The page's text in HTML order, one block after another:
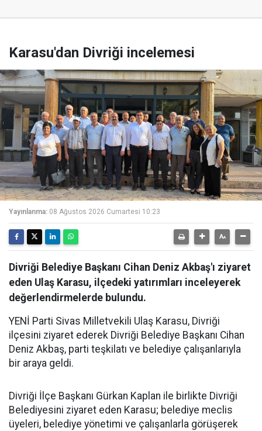
Karasu'dan Divriği incelemesi
Yayınlanma: 08 Ağustos 2026 Cumartesi 10:23
Divriği Belediye Başkanı Cihan Deniz Akbaş'ı ziyaret
eden Ulaş Karasu, ilçedeki yatırımları inceleyerek
değerlendirmelerde bulundu.
YENİ Parti Sivas Milletvekili Ulaş Karasu, Divriği
ilçesini ziyaret ederek Divriği Belediye Başkanı Cihan
Deniz Akbaş, parti teşkilatı ve belediye çalışanlarıyla
bir araya geldi.
Divriği İlçe Başkanı Gürkan Kaplan ile birlikte Divriği
Belediyesini ziyaret eden Karasu; belediye meclis
üyeleri, belediye yönetimi ve çalışanlarla görüşerek